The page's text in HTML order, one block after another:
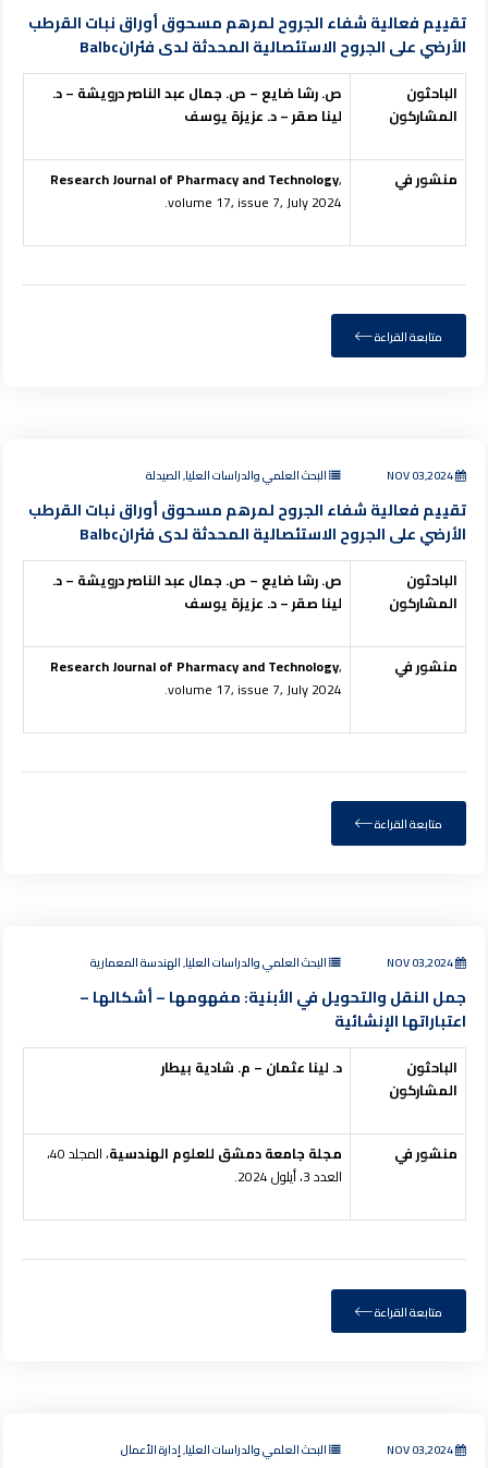
تقييم فعالية شفاء الجروح لمرهم مسحوق أوراق نبات القرطب
الأرضي على الجروح الاستئصالية المحدثة لدى فئرانBalbc
الباحثون
المشاركون
ص. رشا ضايع – ص. جمال عبد الناصر درويشة – د.
لينا صقر – د. عزيزة يوسف
منشور في Research Journal of Pharmacy and Technology,
volume 17, issue 7, July 2024.
متابعة القراءة
NOV 03,2024 البحث العلمي والدراسات العليا, الصيدلة
تقييم فعالية شفاء الجروح لمرهم مسحوق أوراق نبات القرطب
الأرضي على الجروح الاستئصالية المحدثة لدى فئرانBalbc
الباحثون
المشاركون
ص. رشا ضايع – ص. جمال عبد الناصر درويشة – د.
لينا صقر – د. عزيزة يوسف
منشور في Research Journal of Pharmacy and Technology,
volume 17, issue 7, July 2024.
متابعة القراءة
NOV 03,2024 البحث العلمي والدراسات العليا, الهندسة المعمارية
جمل النقل والتحويل في الأبنية: مفهومها – أشكالها –
اعتباراتها الإنشائية
الباحثون
المشاركون
د. لينا عثمان – م. شادية بيطار
منشور في مجلة جامعة دمشق للعلوم الهندسية
، المجلد 40،
العدد 3، أيلول 2024.
متابعة القراءة
NOV 03,2024 البحث العلمي والدراسات العليا, إدارة الأعمال